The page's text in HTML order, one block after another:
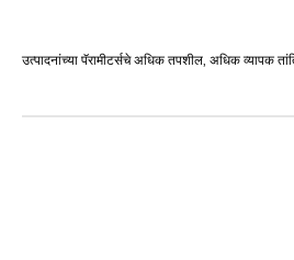
उत्पादनांच्या पॅरामीटर्सचे अधिक तपशील, अधिक व्यापक